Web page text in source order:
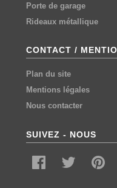
Porte de garage
Rideaux métallique
CONTACT /
Plan du site
Mentions légales
Nous contacter
SUIVEZ - NOUS